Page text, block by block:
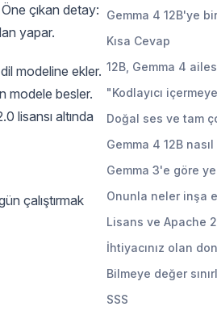
çıkan detay:
yapar.
modeline ekler.
modele besler.
lisansı altında
çalıştırmak
Gemma 4 12B'ye
Kısa Cevap
12B, Gemma 4
"Kodlayıcı
Doğal ses ve tam
Gemma 4 12B
Gemma 3'e göre
Onunla neler inşa
Lisans ve Apache
İhtiyacınız olan
Bilmeye değer
SSS